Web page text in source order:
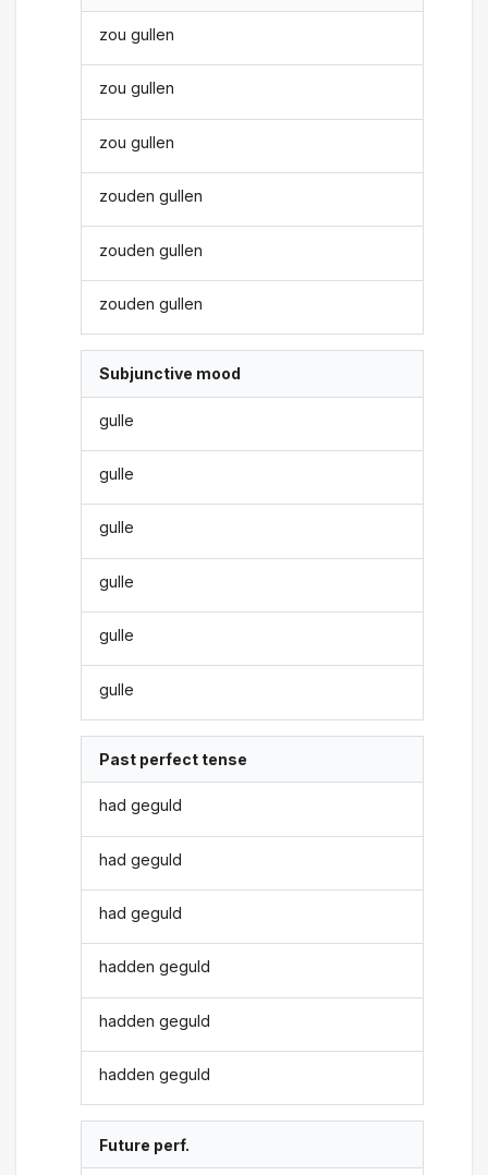
zou gullen
zou gullen
zou gullen
zouden gullen
zouden gullen
zouden gullen
Subjunctive mood
gulle
gulle
gulle
gulle
gulle
gulle
Past perfect tense
had geguld
had geguld
had geguld
hadden geguld
hadden geguld
hadden geguld
Future perf.